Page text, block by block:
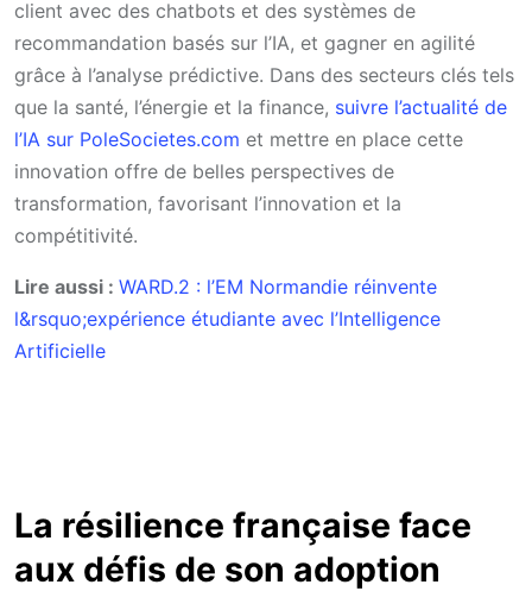
client avec des chatbots et des systèmes de
recommandation basés sur l’IA, et gagner en agilité
grâce à l’analyse prédictive. Dans des secteurs clés tels
que la santé, l’énergie et la finance, suivre l’actualité de
l’IA sur PoleSocietes.com et mettre en place cette
innovation offre de belles perspectives de
transformation, favorisant l’innovation et la
compétitivité.
Lire aussi : WARD.2 : l’EM Normandie réinvente
l&rsquo;expérience étudiante avec l’Intelligence
Artificielle
La résilience française face
aux défis de son adoption